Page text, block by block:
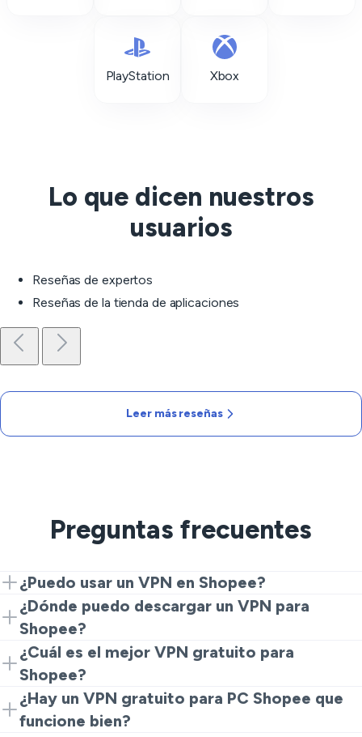
PlayStation Xbox
Lo que dicen nuestros
usuarios
Reseñas de expertos
Reseñas de la tienda de aplicaciones
Leer más reseñas
Preguntas frecuentes
¿Puedo usar un VPN en Shopee?
Sí. Instala VeePN, conéctate a un servidor cercano y
lanza la aplicación. Eso es todo lo que necesitas para
obtener una ruta privada y estable.
¿Dónde puedo descargar un VPN para
Shopee?
Adquiere VeePN desde nuestro sitio web o tiendas de
aplicaciones, instálalo, elige una ubicación y comienza
a comprar.
¿Cuál es el mejor VPN gratuito para
Shopee?
Los servicios gratuitos a menudo limitan, añaden
restricciones o rastrean datos. Para un acceso
¿Hay un VPN gratuito para PC Shopee que
funcione bien?